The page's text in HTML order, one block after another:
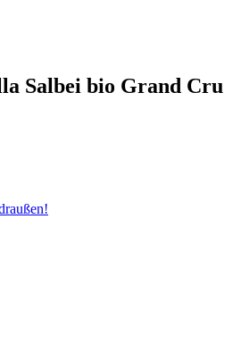
Salbei bio Grand Cru